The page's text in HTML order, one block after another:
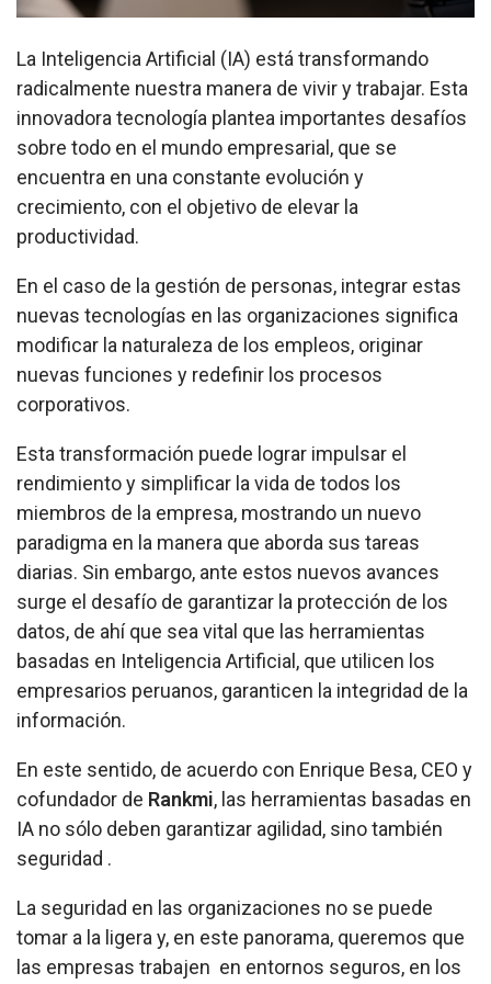
La Inteligencia Artificial (IA) está transformando
radicalmente nuestra manera de vivir y trabajar. Esta
innovadora tecnología plantea importantes desafíos
sobre todo en el mundo empresarial, que se
encuentra en una constante evolución y
crecimiento, con el objetivo de elevar la
productividad.
En el caso de la gestión de personas, integrar estas
nuevas tecnologías en las organizaciones significa
modificar la naturaleza de los empleos, originar
nuevas funciones y redefinir los procesos
corporativos.
Esta transformación puede lograr impulsar el
rendimiento y simplificar la vida de todos los
miembros de la empresa, mostrando un nuevo
paradigma en la manera que aborda sus tareas
diarias. Sin embargo, ante estos nuevos avances
surge el desafío de garantizar la protección de los
datos, de ahí que sea vital que las herramientas
basadas en Inteligencia Artificial, que utilicen los
empresarios peruanos, garanticen la integridad de la
información.
En este sentido, de acuerdo con Enrique Besa, CEO y
cofundador de Rankmi, las herramientas basadas en
IA no sólo deben garantizar agilidad, sino también
seguridad .
La seguridad en las organizaciones no se puede
tomar a la ligera y, en este panorama, queremos que
las empresas trabajen en entornos seguros, en los